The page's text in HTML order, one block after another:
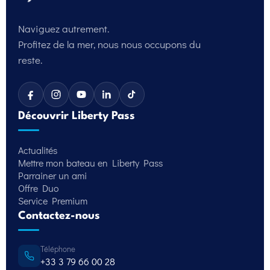
Naviguez autrement.
Profitez de la mer, nous nous occupons du
reste.
Découvrir Liberty Pass
Actualités
Mettre mon bateau en Liberty Pass
Parrainer un ami
Offre Duo
Service Premium
Contactez-nous
Téléphone
+33 3 79 66 00 28